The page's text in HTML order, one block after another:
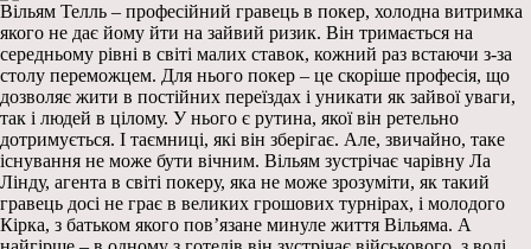
Вільям Телль – професійний гравець в покер, холодна витримка
якого не дає йому йти на зайвий ризик. Він тримається на
середньому рівні в світі малих ставок, кожний раз встаючи з-за
столу переможцем. Для нього покер – це скоріше професія, що
дозволяє жити в постійних переїздах і уникати як зайвої уваги,
так і людей в цілому. У нього є рутина, якої він ретельно
дотримується. І таємниці, які він зберігає. Але, звичайно, таке
існування не може бути вічним. Вільям зустрічає чарівну Ла
Лінду, агента в світі покеру, яка не може зрозуміти, як такий
гравець досі не грає в великих грошових турнірах, і молодого
Кірка, з батьком якого пов’язане минуле життя Вільяма. А